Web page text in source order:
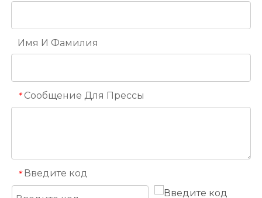
Имя И Фамилия
* Сообщение Для Прессы
* Введите код